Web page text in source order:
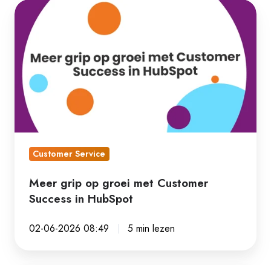
Meer
grip
op
groei
met
Customer
Success
HubSpot
Customer Service
Meer grip op groei met Customer
Success in HubSpot
02-06-2026 08:49 5 min lezen